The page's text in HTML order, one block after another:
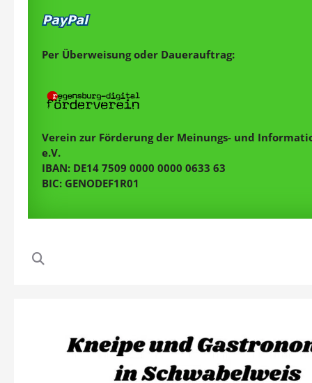
Per Überweisung oder Dauerauftrag:
Verein zur Förderung der Meinungs- und
e.V.
IBAN: DE14 7509 0000 0000 0633 63
BIC: GENODEF1R01